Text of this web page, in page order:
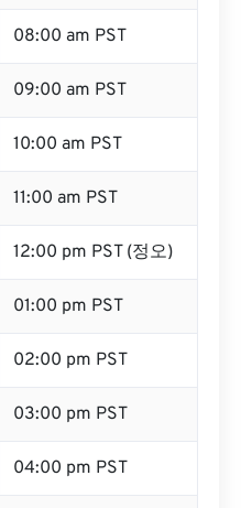
08:00 am PST
09:00 am PST
10:00 am PST
11:00 am PST
12:00 pm PST (정오)
01:00 pm PST
02:00 pm PST
03:00 pm PST
04:00 pm PST